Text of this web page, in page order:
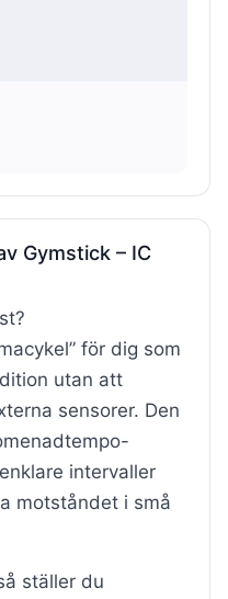
Gymstick – IC
för dig som
utan att
sensorer. Den
intervaller
motståndet i små
ställer du